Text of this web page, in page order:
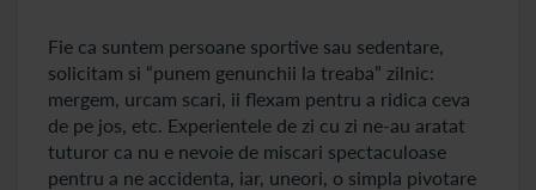
Fie ca suntem persoane sportive sau sedentare,
solicitam si “punem genunchii la treaba” zilnic:
mergem, urcam scari, ii flexam pentru a ridica ceva
de pe jos, etc. Experientele de zi cu zi ne-au aratat
tuturor ca nu e nevoie de miscari spectaculoase
pentru a ne accidenta, iar, uneori, o simpla pivotare